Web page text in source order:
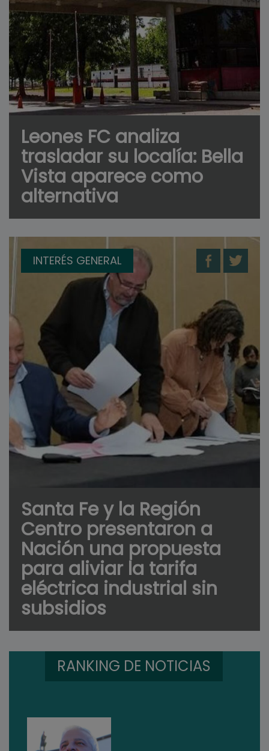
Leones FC analiza
trasladar su localía: Bella
Vista aparece como
alternativa
INTERÉS GENERAL
Santa Fe y la Región
Centro presentaron a
Nación una propuesta
para aliviar la tarifa
eléctrica industrial sin
subsidios
RANKING DE NOTICIAS